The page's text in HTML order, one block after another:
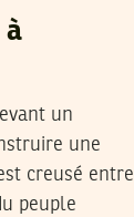
à
un
une
creusé entre
peuple